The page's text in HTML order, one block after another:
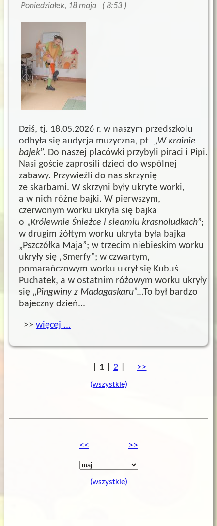
Poniedziałek, 18 maja ( 8:53 )
Dziś, tj. 18.05.2026 r. w naszym przedszkolu
odbyła się audycja muzyczna, pt. „W krainie
bajek”. Do naszej placówki przybyli piraci i Pipi.
Nasi goście zaprosili dzieci do wspólnej
zabawy. Przywieźli do nas skrzynię
ze skarbami. W skrzyni były ukryte worki,
a w nich różne bajki. W pierwszym,
czerwonym worku ukryła się bajka
o „Królewnie Śnieżce i siedmiu krasnoludkach”;
w drugim żółtym worku ukryta była bajka
„Pszczółka Maja”; w trzecim niebieskim worku
ukryły się „Smerfy”; w czwartym,
pomarańczowym worku ukrył się Kubuś
Puchatek, a w ostatnim różowym worku ukryły
się „Pingwiny z Madagaskaru”...To był bardzo
bajeczny dzień...
>> więcej ...
kolejna
>>
1| 2|
(wszystkie)
kolejna
>>
poprzednia
<<
obecnie wybrany miesiąc
(wszystkie)